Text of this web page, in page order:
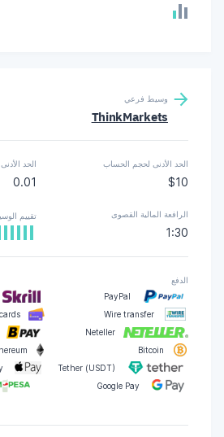
وسيط فرعي
ThinkMarkets
الحد الأدنى لحجم الحساب
$10
الحد
0.01
الرافعة المالية القصوى
1:30
تقييم
الدفع
PayPal
Wire transfer
Neteller
Bitcoin
Tether (USDT)
Google Pay